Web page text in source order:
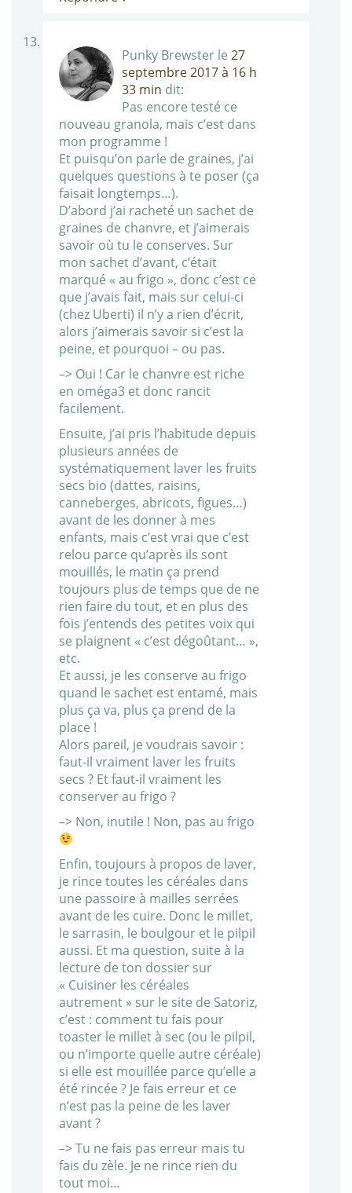
Punky Brewster le 27
septembre 2017 à 16 h
33 min dit:
Pas encore testé ce
nouveau granola, mais c’est dans
mon programme !
Et puisqu’on parle de graines, j’ai
quelques questions à te poser (ça
faisait longtemps…).
D’abord j’ai racheté un sachet de
graines de chanvre, et j’aimerais
savoir où tu le conserves. Sur
mon sachet d’avant, c’était
marqué « au frigo », donc c’est ce
que j’avais fait, mais sur celui-ci
(chez Uberti) il n’y a rien d’écrit,
alors j’aimerais savoir si c’est la
peine, et pourquoi – ou pas.
–> Oui ! Car le chanvre est riche
en oméga3 et donc rancit
facilement.
Ensuite, j’ai pris l’habitude depuis
plusieurs années de
systématiquement laver les fruits
secs bio (dattes, raisins,
canneberges, abricots, figues…)
avant de les donner à mes
enfants, mais c’est vrai que c’est
relou parce qu’après ils sont
mouillés, le matin ça prend
toujours plus de temps que de ne
rien faire du tout, et en plus des
fois j’entends des petites voix qui
se plaignent « c’est dégoûtant… »,
etc.
Et aussi, je les conserve au frigo
quand le sachet est entamé, mais
plus ça va, plus ça prend de la
place !
Alors pareil, je voudrais savoir :
faut-il vraiment laver les fruits
secs ? Et faut-il vraiment les
conserver au frigo ?
–> Non, inutile ! Non, pas au frigo
Enfin, toujours à propos de laver,
je rince toutes les céréales dans
une passoire à mailles serrées
avant de les cuire. Donc le millet,
le sarrasin, le boulgour et le pilpil
aussi. Et ma question, suite à la
lecture de ton dossier sur
« Cuisiner les céréales
autrement » sur le site de Satoriz,
c’est : comment tu fais pour
toaster le millet à sec (ou le pilpil,
ou n’importe quelle autre céréale)
si elle est mouillée parce qu’elle a
été rincée ? Je fais erreur et ce
n’est pas la peine de les laver
avant ?
–> Tu ne fais pas erreur mais tu
fais du zèle. Je ne rince rien du
tout moi…